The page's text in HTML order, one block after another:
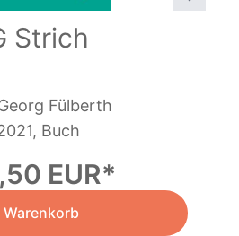
Strich
Fülberth
Buch
EUR
Warenkorb